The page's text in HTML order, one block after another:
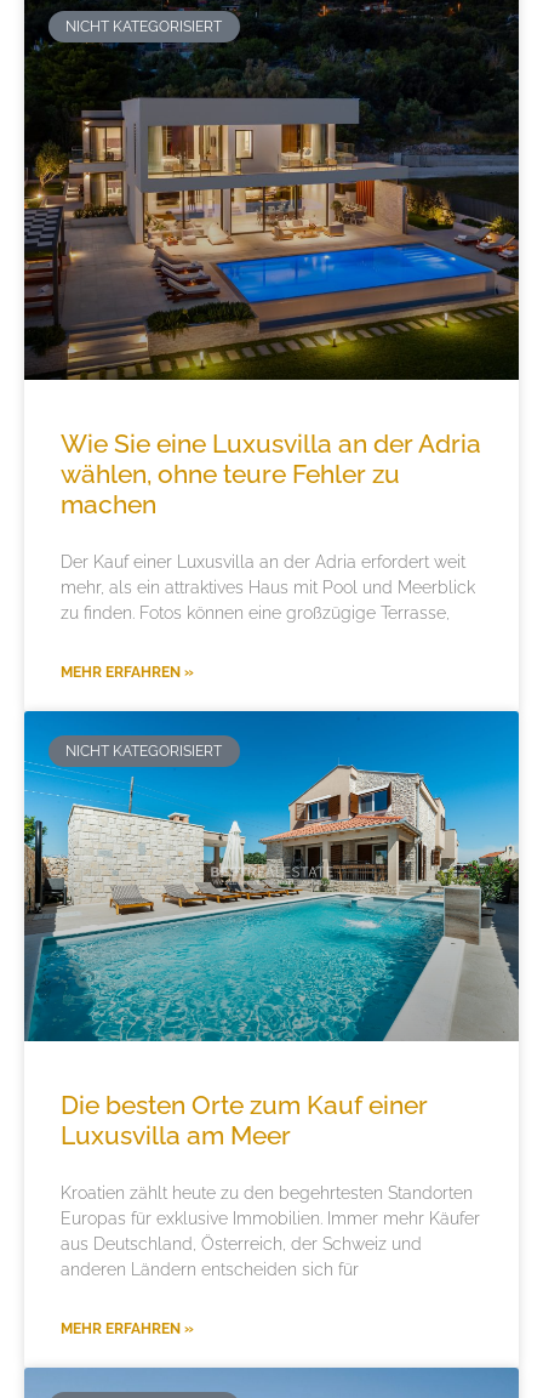
NICHT KATEGORISIERT
Wie Sie eine Luxusvilla an der Adria
wählen, ohne teure Fehler zu
machen
Der Kauf einer Luxusvilla an der Adria erfordert weit
mehr, als ein attraktives Haus mit Pool und Meerblick
zu finden. Fotos können eine großzügige Terrasse,
MEHR ERFAHREN »
NICHT KATEGORISIERT
Die besten Orte zum Kauf einer
Luxusvilla am Meer
Kroatien zählt heute zu den begehrtesten Standorten
Europas für exklusive Immobilien. Immer mehr Käufer
aus Deutschland, Österreich, der Schweiz und
anderen Ländern entscheiden sich für
MEHR ERFAHREN »